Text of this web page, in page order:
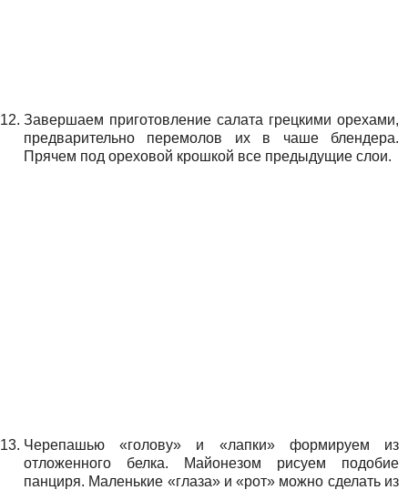
Завершаем приготовление салата грецкими орехами,
предварительно перемолов их в чаше блендера.
Прячем под ореховой крошкой все предыдущие слои.
Черепашью «голову» и «лапки» формируем из
отложенного белка. Майонезом рисуем подобие
панциря. Маленькие «глаза» и «рот» можно сделать из